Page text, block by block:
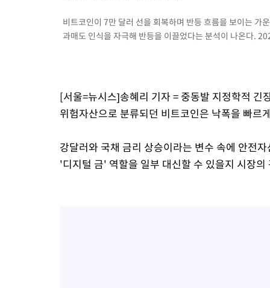
비트코인이 7만 달러 선을 회복하며 반등 흐름을 보이는 가
과매도 인식을 자극해 반등을 이끌었다는 분석이 나온다.
[서울=뉴시스]송혜리 기자 = 중동발 지정학적 긴
위험자산으로 분류되던 비트코인은 낙폭을 빠르
강달러와 국채 금리 상승이라는 변수 속에 안전
'디지털 금' 역할을 일부 대신할 수 있을지 시장